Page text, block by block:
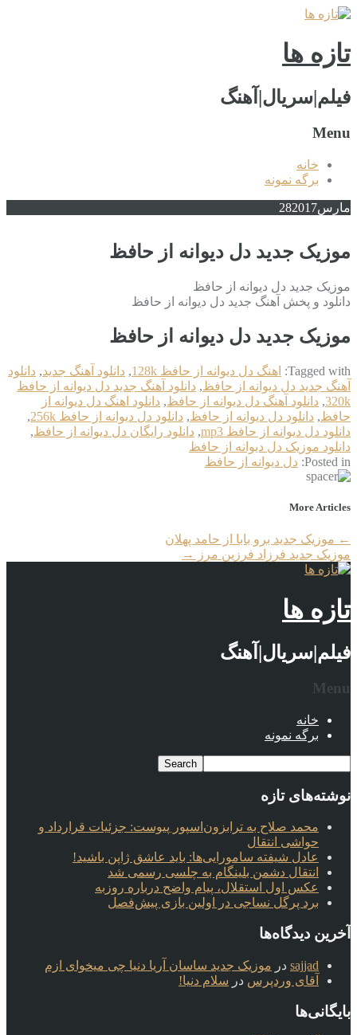
تازه ها
فیلم|سریال|آهنگ
Menu
خانه
برگه نمونه
مارس 282017
موزیک جدید دل دیوانه از حافظ
موزیک جدید دل دیوانه از حافظ
دانلود و پخش آهنگ جدید دل دیوانه از حافظ
موزیک جدید دل دیوانه از حافظ
Tagged with: اهنگ دل دیوانه از حافظ 128k , دانلود آهنگ جدید, دانلود
آهنگ جدید دل دیوانه از حافظ, دانلود آهنگ جدید دل دیوانه از حافظ
320k
, دانلود آهنگ دل دیوانه از حافظ, دانلود اهنگ دل دیوانه از
حافظ, دانلود دل دیوانه از حافظ, دانلود دل دیوانه از حافظ 256k
,
دانلود دل دیوانه از حافظ mp3
, دانلود رایگان دل دیوانه از حافظ,
دانلود موزیک دل دیوانه از حافظ
Posted in: دل دیوانه از حافظ
More Articles
← موزیک جدید برو بابا از حامد پهلان
موزیک جدید فرزاد فرزین مرز
→
تازه ها
فیلم|سریال|آهنگ
Menu
خانه
برگه نمونه
نوشته‌های تازه
محمد صلاح به ترابزون‌اسپور پیوست: جزئیات قرارداد و
حواشی انتقال
عادل شیفته سامورایی‌ها: باید عاشق ژاپن باشید!
انتقال دشمن بلینگام به چلسی رسمی شد
عکس اول استقلال، پیام واضح درباره روزبه
برد پرگل نساجی در اولین بازی پیش‌فصل
آخرین دیدگاه‌ها
sajjad در موزیک جدید ساسان آریا دنیا چی میخوای ازم
آقای وردپرس در سلام دنیا!
بایگانی‌ها